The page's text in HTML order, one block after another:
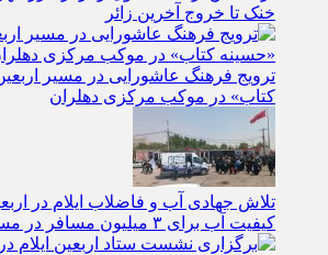
تردد بیش از ۲.۵ میلیون زائر از
خنک تا خروج آخرین زائر
ترویج فرهنگ عاشورایی در مسیر
کتاب» در موکب مرکزی دهلران
کیفیت آب برای ۳ میلیون مسافر در مسیر مهران